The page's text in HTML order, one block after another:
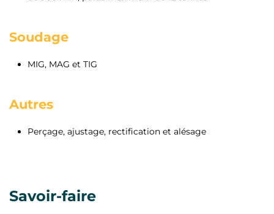
Soudage
MIG, MAG et TIG
Autres
Perçage, ajustage, rectification et alésage
Savoir-faire